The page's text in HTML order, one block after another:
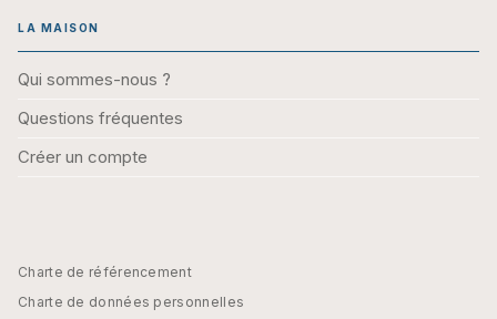
LA MAISON
Qui sommes-nous ?
Questions fréquentes
Créer un compte
Charte de référencement
Charte de données personnelles